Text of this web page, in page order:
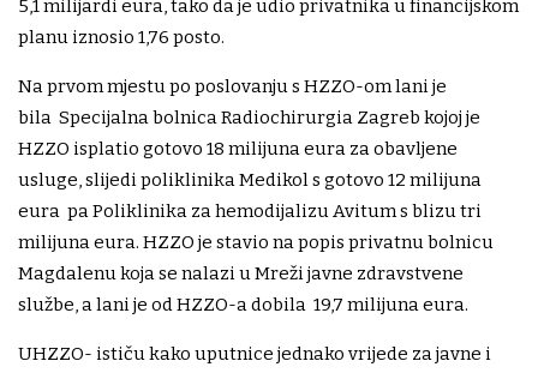
5,1 milijardi eura, tako da je udio privatnika u financijskom
planu iznosio 1,76 posto.
Na prvom mjestu po poslovanju s HZZO-om lani je
bila Specijalna bolnica Radiochirurgia Zagreb kojoj je
HZZO isplatio gotovo 18 milijuna eura za obavljene
usluge, slijedi poliklinika Medikol s gotovo 12 milijuna
eura pa Poliklinika za hemodijalizu Avitum s blizu tri
milijuna eura. HZZO je stavio na popis privatnu bolnicu
Magdalenu koja se nalazi u Mreži javne zdravstvene
službe, a lani je od HZZO-a dobila 19,7 milijuna eura.
UHZZO- ističu kako uputnice jednako vrijede za javne i